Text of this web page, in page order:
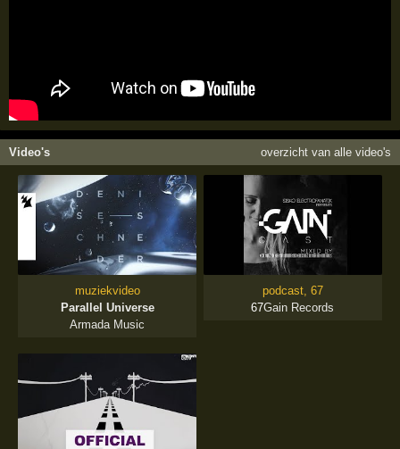
Video's overzicht van alle video's
muziekvideo
Parallel Universe
Armada Music
podcast, 67
67Gain Records